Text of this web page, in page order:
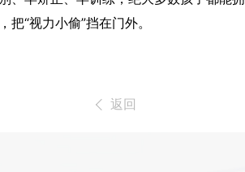
把“视力小偷”挡在门外。
返回